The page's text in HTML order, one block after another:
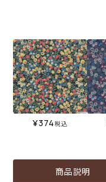
¥374税込
商品説明